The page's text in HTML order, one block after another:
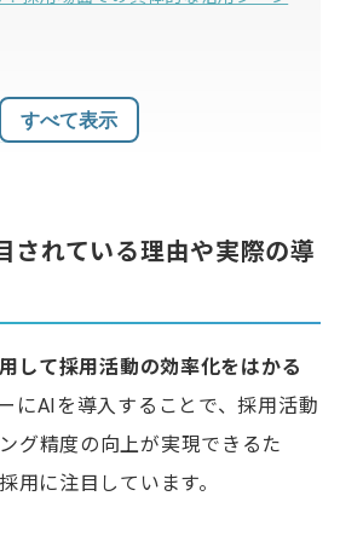
履歴書の評価
入する3つのメリット
負担を削減できる
ながる
り公平な評価ができる
すべて表示
されている理由や実際の導
して採用活動の効率化をはかる
にAIを導入することで、採用活動
グ精度の向上が実現できるた
用に注目しています。